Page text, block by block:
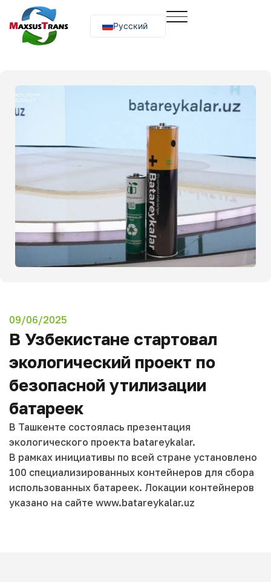
Русский
O‘zbekcha
09/06/2025
В Узбекистане стартовал
экологический проект по
безопасной утилизации
батареек
В Ташкенте состоялась презентация
экологического проекта batareykalar.
В рамках инициативы по всей стране установлено
100 специализированных контейнеров для сбора
использованных батареек. Локации контейнеров
указано на сайте www.batareykalar.uz